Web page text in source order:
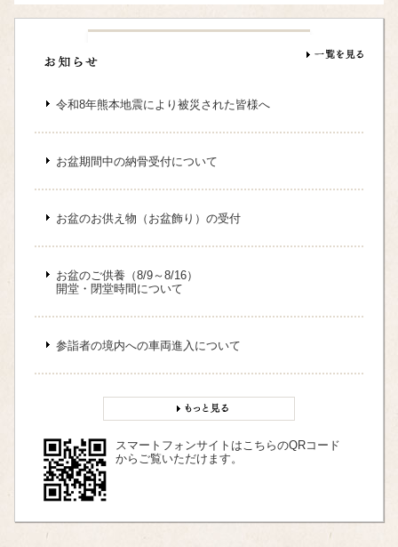
令和8年熊本地震により被災された皆様へ
お盆期間中の納骨受付について
お盆のお供え物（お盆飾り）の受付
お盆のご供養（8/9～8/16）
開堂・閉堂時間について
参詣者の境内への車両進入について
スマートフォンサイトはこちらのQRコード
からご覧いただけます。